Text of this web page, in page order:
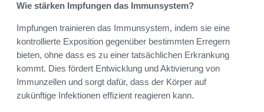
Wie stärken Impfungen das Immunsystem?
Impfungen trainieren das Immunsystem, indem sie eine
kontrollierte Exposition gegenüber bestimmten Erregern
bieten, ohne dass es zu einer tatsächlichen Erkrankung
kommt. Dies fördert Entwicklung und Aktivierung von
Immunzellen und sorgt dafür, dass der Körper auf
zukünftige Infektionen effizient reagieren kann.